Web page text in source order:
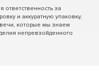
ответственность за
и аккуратную упаковку,
которые мы знаем
непревзойденного